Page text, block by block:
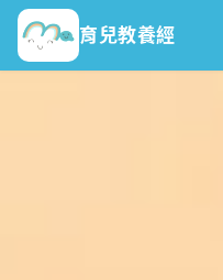
育兒教養經